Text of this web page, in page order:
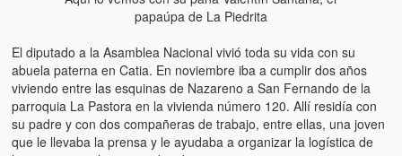
papaúpa de La Piedrita
El diputado a la Asamblea Nacional vivió toda su vida con su
abuela paterna en Catia. En noviembre iba a cumplir dos años
viviendo entre las esquinas de Nazareno a San Fernando de la
parroquia La Pastora en la vivienda número 120. Allí residía con
su padre y con dos compañeras de trabajo, entre ellas, una joven
que le llevaba la prensa y le ayudaba a organizar la logística de